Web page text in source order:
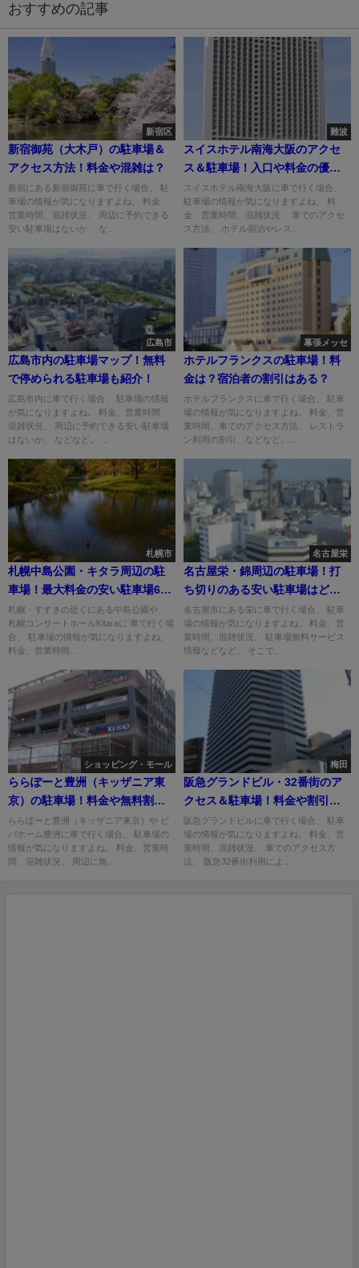
おすすめの記事
新宿区
新宿御苑（大木戸）の駐車場＆
アクセス方法！料金や混雑は？
新宿にある新宿御苑に車で行く場合、 駐
車場の情報が気になりますよね。 料金、
営業時間、混雑状況、 周辺に予約できる
安い駐車場はないか、 な...
難波
スイスホテル南海大阪のアクセ
ス＆駐車場！入口や料金の優待
割引は？
スイスホテル南海大阪に車で行く場合、
駐車場の情報が気になりますよね。 料
金、営業時間、混雑状況、 車でのアクセ
ス方法、 ホテル宿泊やレス...
広島市
広島市内の駐車場マップ！無料
で停められる駐車場も紹介！
広島市内に車で行く場合、 駐車場の情報
が気になりますよね。 料金、営業時間、
混雑状況、 周辺に予約できる安い駐車場
はないか、 などなど。 ...
幕張メッセ
ホテルフランクスの駐車場！料
金は？宿泊者の割引はある？
ホテルフランクスに車で行く場合、 駐車
場の情報が気になりますよね。 料金、営
業時間、車でのアクセス方法、 レストラ
ン利用の割引、などなど。...
札幌市
札幌中島公園・キタラ周辺の駐
車場！最大料金の安い駐車場6
選！
札幌・すすきの近くにある中島公園や、
札幌コンサートホールKitaraに 車で行く場
合、 駐車場の情報が気になりますよね。
料金、営業時間...
名古屋栄
名古屋栄・錦周辺の駐車場！打
ち切りのある安い駐車場はど
こ？
名古屋市にある栄に車で行く場合、 駐車
場の情報が気になりますよね。 料金、営
業時間、混雑状況、 駐車場無料サービス
情報などなど。 そこで...
ショッピング・モール
ららぽーと豊洲（キッザニア東
京）の駐車場！料金や無料割引
は？
ららぽーと豊洲（キッザニア東京）や ビ
バホーム豊洲に車で行く場合、 駐車場の
情報が気になりますよね。 料金、営業時
間、混雑状況、 周辺に無...
梅田
阪急グランドビル・32番街のア
クセス＆駐車場！料金や割引
は？
阪急グランドビルに車で行く場合、 駐車
場の情報が気になりますよね。 料金、営
業時間、混雑状況、 車でのアクセス方
法、 阪急32番街利用によ...